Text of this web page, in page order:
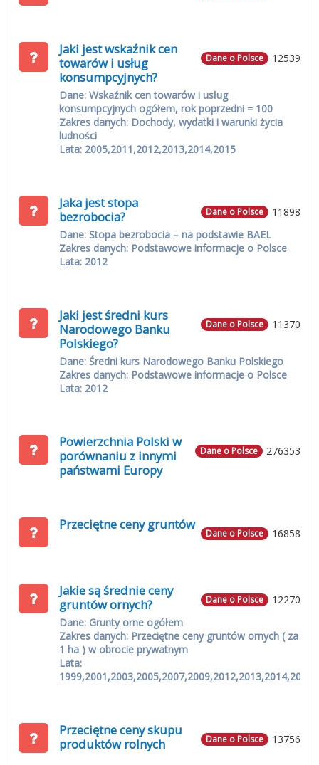
12539
Dane o Polsce
Jaki jest wskaźnik cen
towarów i usług
konsumpcyjnych?
Dane: Wskaźnik cen towarów i usług
konsumpcyjnych ogółem, rok poprzedni = 100
Zakres danych: Dochody, wydatki i warunki życia
ludności
Lata: 2005,2011,2012,2013,2014,2015
11898
Dane o Polsce
Jaka jest stopa
bezrobocia?
Dane: Stopa bezrobocia – na podstawie BAEL
Zakres danych: Podstawowe informacje o Polsce
Lata: 2012
11370
Dane o Polsce
Jaki jest średni kurs
Narodowego Banku
Polskiego?
Dane: Średni kurs Narodowego Banku Polskiego
Zakres danych: Podstawowe informacje o Polsce
Lata: 2012
276353
Dane o Polsce
Powierzchnia Polski w
porównaniu z innymi
państwami Europy
16858
Dane o Polsce
Przeciętne ceny gruntów
12270
Dane o Polsce
Jakie są średnie ceny
gruntów ornych?
Dane: Grunty orne ogółem
Zakres danych: Przeciętne ceny gruntów ornych ( za
1 ha ) w obrocie prywatnym
Lata:
1999,2001,2003,2005,2007,2009,2012,2013,2014,2015
13756
Dane o Polsce
Przeciętne ceny skupu
produktów rolnych